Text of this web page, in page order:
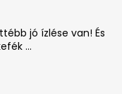
jó ízlése van! És
...